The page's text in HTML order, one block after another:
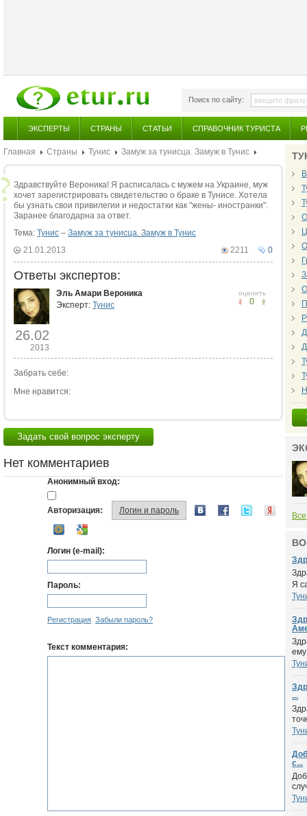
Поиск по сайту:
ЭКСПЕРТЫ СТРАНЫ СТАТЬИ СПРАВОЧНИК ТУРИСТА
Главная Страны Тунис Замуж за тунисца. Замуж в Тунис
Здравствуйте Вероника! Я расписалась с мужем на Украине, муж
хочет зарегистрировать свидетельство о браке в Тунисе. Хотела
бы узнать свои привилегии и недостатки как "жены- иностранки".
Заранее благодарна за ответ.
Тема: Тунис – Замуж за тунисца. Замуж в Тунис
0
2211
21.01.2013
Ответы экспертов:
26.02
2013
оценить
0
Эль Амари Вероника
Эксперт: Тунис
Забрать себе:
Мне нравится:
Задать свой вопрос эксперту
Нет комментариев
Анонимный вход:
Авторизация: Логин и пароль
Логин (e-mail):
Пароль:
Регистрация Забыли пароль?
Текст комментария:
Я
...
с...